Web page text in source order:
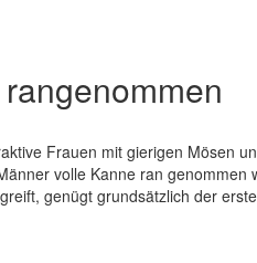
Frauen mit gierigen Mösen
volle Kanne ran genommen
genügt grundsätzlich der